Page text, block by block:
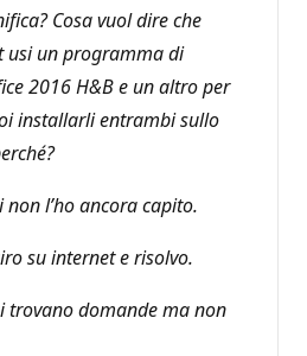
Cosa vuol dire che
usi un programma di
2016 H&B e un altro per
installarli entrambi sullo
non l’ho ancora capito.
su internet e risolvo.
trovano domande ma non